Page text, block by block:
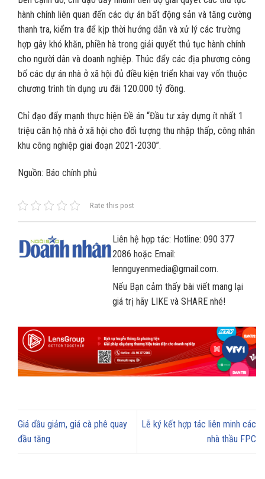
hành chính liên quan đến các dự án bất động sản và tăng cường
thanh tra, kiểm tra để kịp thời hướng dẫn và xử lý các trường
hợp gây khó khăn, phiền hà trong giải quyết thủ tục hành chính
cho người dân và doanh nghiệp. Thúc đẩy các địa phương công
bố các dự án nhà ở xã hội đủ điều kiện triển khai vay vốn thuộc
chương trình tín dụng ưu đãi 120.000 tỷ đồng.
Chỉ đạo đẩy mạnh thực hiện Đề án “Đầu tư xây dựng ít nhất 1
triệu căn hộ nhà ở xã hội cho đối tượng thu nhập thấp, công nhân
khu công nghiệp giai đoạn 2021-2030”.
Nguồn: Báo chính phủ
Rate this post
Liên hệ hợp tác: Hotline: 090 377
2086 hoặc Email:
lennguyenmedia@gmail.com.
Nếu Bạn cảm thấy bài viết mang lại
giá trị hãy LIKE và SHARE nhé!
Giá dầu giảm, giá cà phê quay
đầu tăng
Lễ ký kết hợp tác liên minh các
nhà thầu FPC